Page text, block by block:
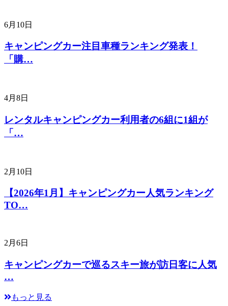
6月10日
キャンピングカー注目車種ランキング発表！
「購…
4月8日
レンタルキャンピングカー利用者の6組に1組が
「…
2月10日
【2026年1月】キャンピングカー人気ランキング
TO…
2月6日
キャンピングカーで巡るスキー旅が訪日客に人気
…
もっと見る